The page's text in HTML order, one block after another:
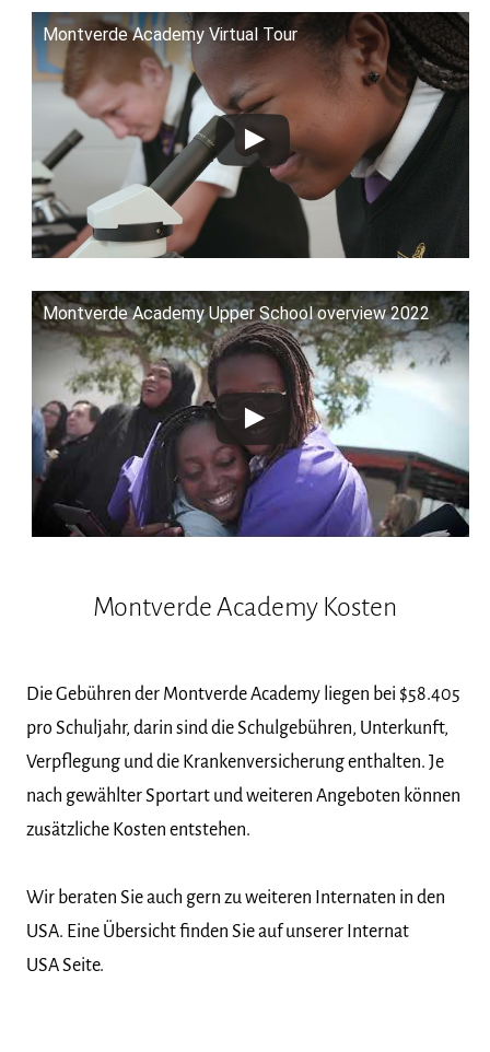
Montverde Academy Virtual Tour
Montverde Academy Upper School overview 2022
Montverde Academy Kosten
Die Gebühren der Montverde Academy liegen bei $58.405
pro Schuljahr, darin sind die Schulgebühren, Unterkunft,
Verpflegung und die Krankenversicherung enthalten. Je
nach gewählter Sportart und weiteren Angeboten können
zusätzliche Kosten entstehen.
Wir beraten Sie auch gern zu weiteren Internaten in den
USA. Eine Übersicht finden Sie auf unserer Internat
USA Seite.